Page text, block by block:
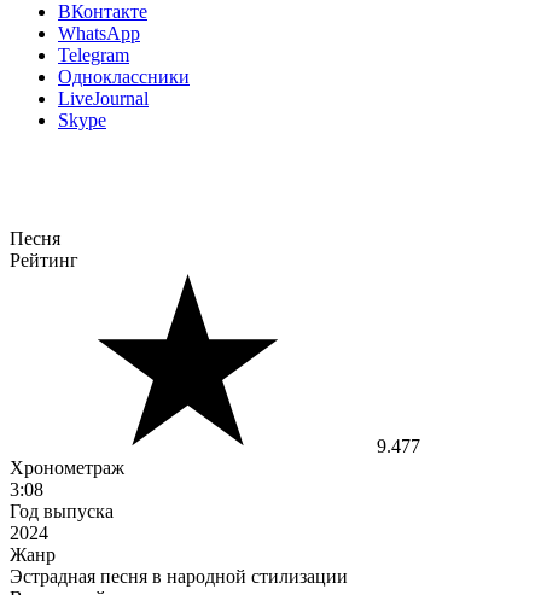
ВКонтакте
WhatsApp
Telegram
Одноклассники
LiveJournal
Skype
Песня
Рейтинг
9.477
Хронометраж
3:08
Год выпуска
2024
Жанр
Эстрадная песня в народной стилизации